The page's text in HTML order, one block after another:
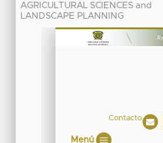
AGRICULTURAL SCIENCES and
LANDSCAPE PLANNING